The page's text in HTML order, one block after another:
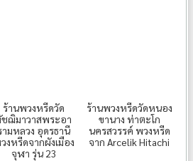
ร้านพวงหรีดวัด
ฌิมาวาสพระอา
ามหลวง อุดรธานี
งหรีดจากผังเมือง
จุฬา รุ่น 23
ร้านพวงหรีดวัดหนอง
ขานาง ท่าตะโก
นครสวรรค์ พวงหรีด
จาก Arcelik Hitachi